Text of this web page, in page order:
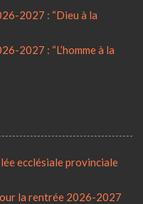
2027 : “Dieu à la
2027 : “L’homme à la
ecclésiale provinciale
la rentrée 2026-2027